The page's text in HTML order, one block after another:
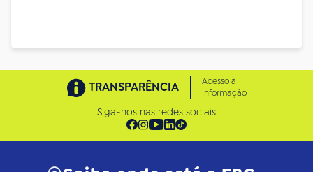
TRANSPARÊNCIA
Acesso à
Informação
Siga-nos nas redes sociais